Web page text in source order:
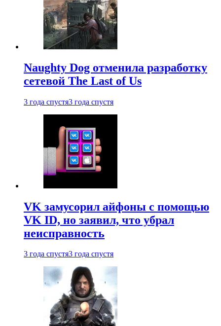
Naughty Dog отменила разработку
сетевой The Last of Us
3 года спустя3 года спустя
VK замусорил айфоны с помощью
VK ID, но заявил, что убрал
неисправность
3 года спустя3 года спустя